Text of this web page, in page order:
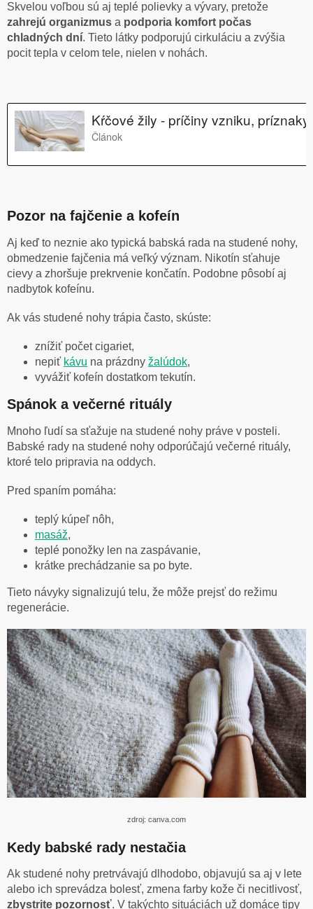
Skvelou voľbou sú aj teplé polievky a vývary, pretože
zahrejú organizmus a podporia komfort počas
chladných dní. Tieto látky podporujú cirkuláciu a zvýšia
pocit tepla v celom tele, nielen v nohách.
Pozor na fajčenie a kofeín
Aj keď to neznie ako typická babská rada na studené nohy,
obmedzenie fajčenia má veľký význam. Nikotín sťahuje
cievy a zhoršuje prekrvenie končatín. Podobne pôsobí aj
nadbytok kofeínu.
Ak vás studené nohy trápia často, skúste:
znížiť počet cigariet,
nepiť kávu na prázdny žalúdok,
vyvážiť kofeín dostatkom tekutín.
Spánok a večerné rituály
Mnoho ľudí sa sťažuje na studené nohy práve v posteli.
Babské rady na studené nohy odporúčajú večerné rituály,
ktoré telo pripravia na oddych.
Pred spaním pomáha:
teplý kúpeľ nôh,
masáž,
teplé ponožky len na zaspávanie,
krátke prechádzanie sa po byte.
Tieto návyky signalizujú telu, že môže prejsť do režimu
regenerácie.
zdroj: canva.com
Kedy babské rady nestačia
Ak studené nohy pretrvávajú dlhodobo, objavujú sa aj v lete
alebo ich sprevádza bolesť, zmena farby kože či necitlivosť,
zbystrite pozornosť. V takýchto situáciách už domáce tipy